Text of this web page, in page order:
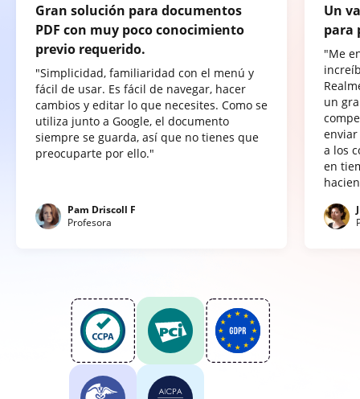
Gran solución para documentos
PDF con muy poco conocimiento
previo requerido.
"Simplicidad, familiaridad con el menú y
fácil de usar. Es fácil de navegar, hacer
cambios y editar lo que necesites. Como se
utiliza junto a Google, el documento
siempre se guarda, así que no tienes que
preocuparte por ello."
Pam Driscoll F
Profesora
Un
para
"Me
un
a los
en